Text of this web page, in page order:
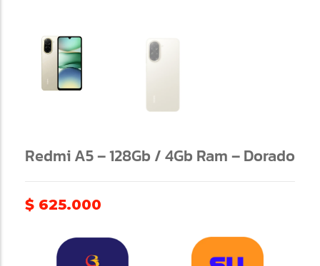
Redmi A5 – 128Gb / 4Gb Ram – Dorado
$ 625.000